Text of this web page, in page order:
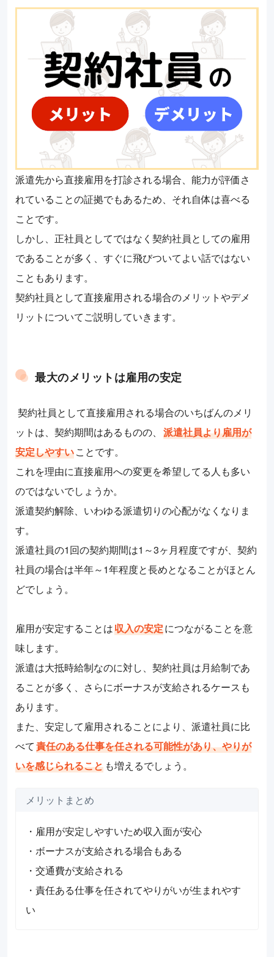
派遣先から直接雇用を打診される場合、能力が評価さ
れていることの証拠でもあるため、それ自体は喜べる
ことです。
しかし、正社員としてではなく契約社員としての雇用
であることが多く、すぐに飛びついてよい話ではない
こともあります。
契約社員として直接雇用される場合のメリットやデメ
リットについてご説明していきます。
最大のメリットは雇用の安定
契約社員として直接雇用される場合のいちばんのメリ
ットは、契約期間はあるものの、 派遣社員より雇用が
安定しやすいことです。
これを理由に直接雇用への変更を希望してる人も多い
のではないでしょうか。
派遣契約解除、いわゆる派遣切りの心配がなくなりま
す。
派遣社員の1回の契約期間は1～3ヶ月程度ですが、契約
社員の場合は半年～1年程度と長めとなることがほとん
どでしょう。
雇用が安定することは収入の安定につながることを意
味します。
派遣は大抵時給制なのに対し、契約社員は月給制であ
ることが多く、さらにボーナスが支給されるケースも
あります。
また、安定して雇用されることにより、派遣社員に比
べて責任のある仕事を任される可能性があり、やりが
いを感じられること も増えるでしょう。
メリットまとめ
・雇用が安定しやすいため収入面が安心
・ボーナスが支給される場合もある
・交通費が支給される
・責任ある仕事を任されてやりがいが生まれやす
い